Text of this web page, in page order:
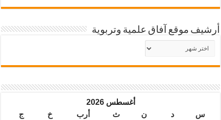
أرشيف موقع آفاق علمية وتربوية
أرشيف
موقع
آفاق
أغسطس 2026
س
د ن ث أرب خ
ج